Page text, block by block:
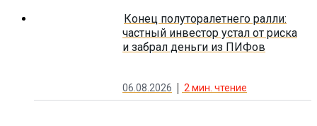
Конец полуторалетнего ралли:
частный инвестор устал от риска
и забрал деньги из ПИФов
06.08.2026 2 мин. чтение